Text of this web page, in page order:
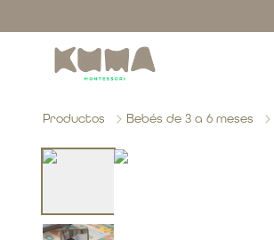
Productos Bebés de 3 a 6 meses